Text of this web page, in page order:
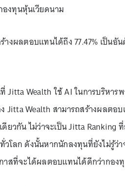
งทุนหุ้นเวียดนาม
งผลตอบแทนได้ถึง 77.47% เป็นอั
Wealth ใช้ AI ในการบริหาร
Wealth สามารถสร้างผลตอ
วกัน ไม่ว่าจะเป็น Jitta Ranking
วโลก ดังนั้นหากนักลงทุนที่ยังไม่รู้ว่
สที่จะได้ผลตอบแทนได้ดีกว่ากอง